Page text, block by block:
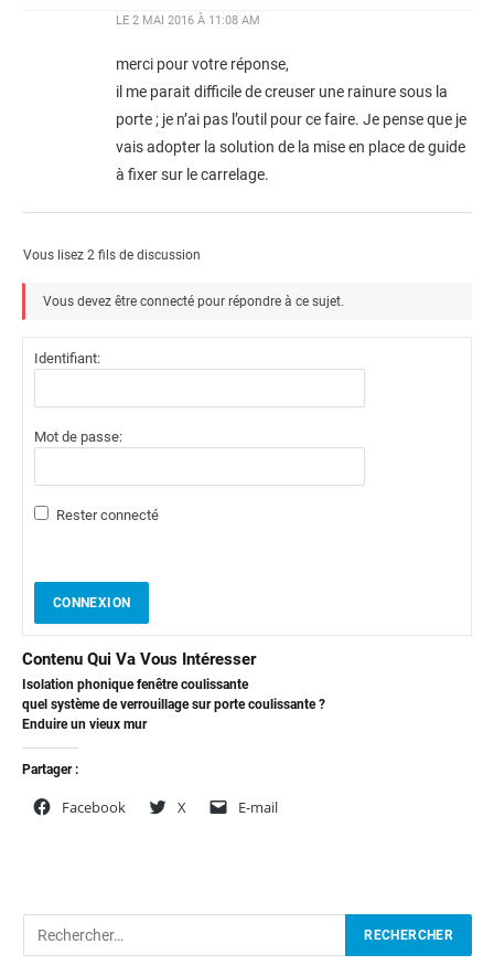
LE 2 MAI 2016 À 11:08 AM
merci pour votre réponse,
il me parait difficile de creuser une rainure sous la
porte ; je n’ai pas l’outil pour ce faire. Je pense que je
vais adopter la solution de la mise en place de guide
à fixer sur le carrelage.
Vous lisez 2 fils de discussion
Vous devez être connecté pour répondre à ce sujet.
Identifiant:
Mot de passe:
Rester connecté
CONNEXION
Contenu Qui Va Vous Intéresser
Isolation phonique fenêtre coulissante
quel système de verrouillage sur porte coulissante ?
Enduire un vieux mur
Partager :
Facebook X E-mail